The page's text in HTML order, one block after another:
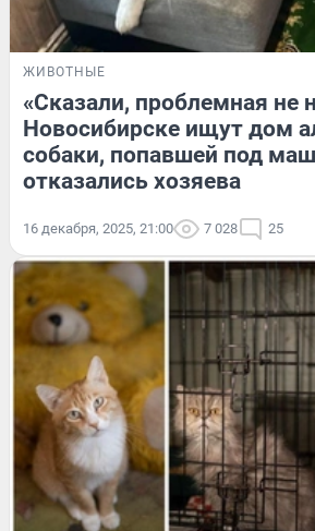
ЖИВОТНЫЕ
«Сказали, проблемная не
Новосибирске ищут дом
собаки, попавшей под
отказались хозяева
16 декабря, 2025, 21:00 7 028 25